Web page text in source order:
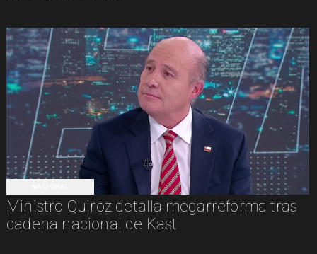
Ministro Quiroz detalla megarreforma tras
cadena nacional de Kast